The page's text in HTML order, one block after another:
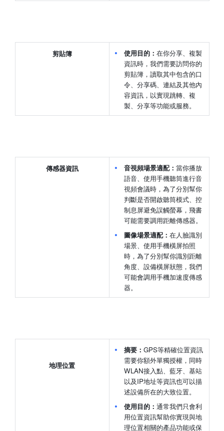
剪貼簿 使用目的： 在你分享、複製
資訊時，我們需要訪問你的
剪貼簿，讀取其中包含的口
令、分享碼、連結及其他內
容資訊，以實現跳轉、複
製、分享等功能或服務。
傳感器資訊 音視頻場景適配： 當你播放
語音、使用手機聽筒進行音
視頻會議時，為了分別幫你
判斷是否開啟聽筒模式、控
制息屏避免誤觸螢幕，飛書
可能需要調用距離傳感器。
圖像場景適配： 在人臉識別
場景、使用手機橫屏拍照
時，為了分別幫你識別距離
角度、設備橫屏狀態，我們
可能會調用手機加速度傳感
器。
地理位置
摘要： GPS等精確位置資訊
需要你額外單獨授權，同時
WLAN接入點、藍牙、基站
以及IP地址等資訊也可以描
述設備所在的大致位置。
使用目的： 通常我們只會利
用位置資訊幫助你實現與地
理位置相關的產品功能或保